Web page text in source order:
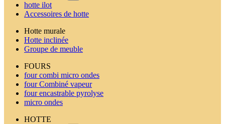
hotte ilot
Accessoires de hotte
Hotte murale
Hotte inclinée
Groupe de meuble
FOURS
four combi micro ondes
four Combiné vapeur
four encastrable pyrolyse
micro ondes
HOTTE